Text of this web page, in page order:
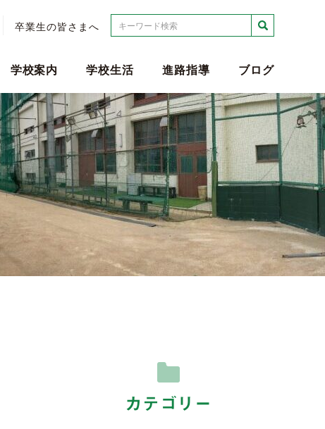
卒業生の皆さまへ 検索
学校案内 学校生活 進路指導 ブログ
カテゴリー